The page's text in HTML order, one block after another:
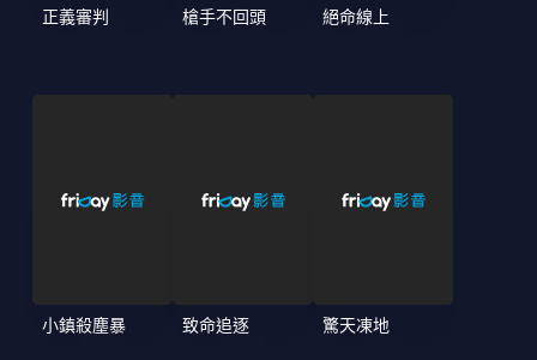
正義審判 槍手不回頭 絕命線上
小鎮殺塵暴 致命追逐 驚天凍地